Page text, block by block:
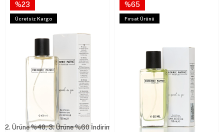
2. Ürüne %40, 3. Ürüne %60 İndirim
%23
Ücretsiz Kargo
%65
Fırsat Ürünü